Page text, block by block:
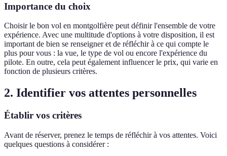
Importance du choix
Choisir le bon vol en montgolfière peut définir l'ensemble de votre
expérience. Avec une multitude d'options à votre disposition, il est
important de bien se renseigner et de réfléchir à ce qui compte le
plus pour vous : la vue, le type de vol ou encore l'expérience du
pilote. En outre, cela peut également influencer le prix, qui varie en
fonction de plusieurs critères.
2. Identifier vos attentes personnelles
Établir vos critères
Avant de réserver, prenez le temps de réfléchir à vos attentes. Voici
quelques questions à considérer :